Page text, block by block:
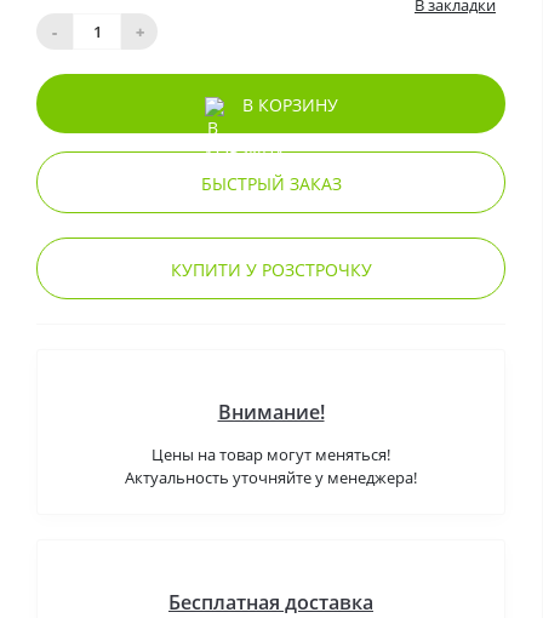
-
+
В закладки
В КОРЗИНУ
БЫСТРЫЙ ЗАКАЗ
КУПИТИ У РОЗСТРОЧКУ
Внимание!
Цены на товар могут меняться!
Актуальность уточняйте у менеджера!
Бесплатная доставка